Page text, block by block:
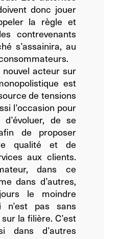
donc jouer
la règle et
contrevenants
s’assainira, au
nouvel acteur sur
est
de tensions
l’occasion pour
de se
de proposer
qualité et de
aux clients.
dans ce
dans d’autres,
le moindre
pas sans
la filière. C’est
dans d’autres